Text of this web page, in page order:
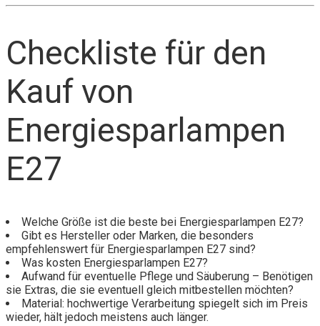
Checkliste für den
Kauf von
Energiesparlampen
E27
Welche Größe ist die beste bei Energiesparlampen E27?
Gibt es Hersteller oder Marken, die besonders
empfehlenswert für Energiesparlampen E27 sind?
Was kosten Energiesparlampen E27?
Aufwand für eventuelle Pflege und Säuberung – Benötigen
sie Extras, die sie eventuell gleich mitbestellen möchten?
Material: hochwertige Verarbeitung spiegelt sich im Preis
wieder, hält jedoch meistens auch länger.